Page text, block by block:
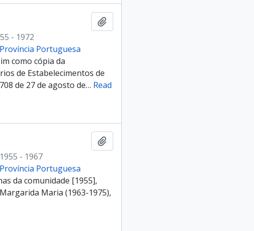
- 1972
Portuguesa
como cópia da
de Estabelecimentos de
de 27 de agosto de… Read
1955 - 1967
Portuguesa
da comunidade [1955],
Maria (1963-1975),